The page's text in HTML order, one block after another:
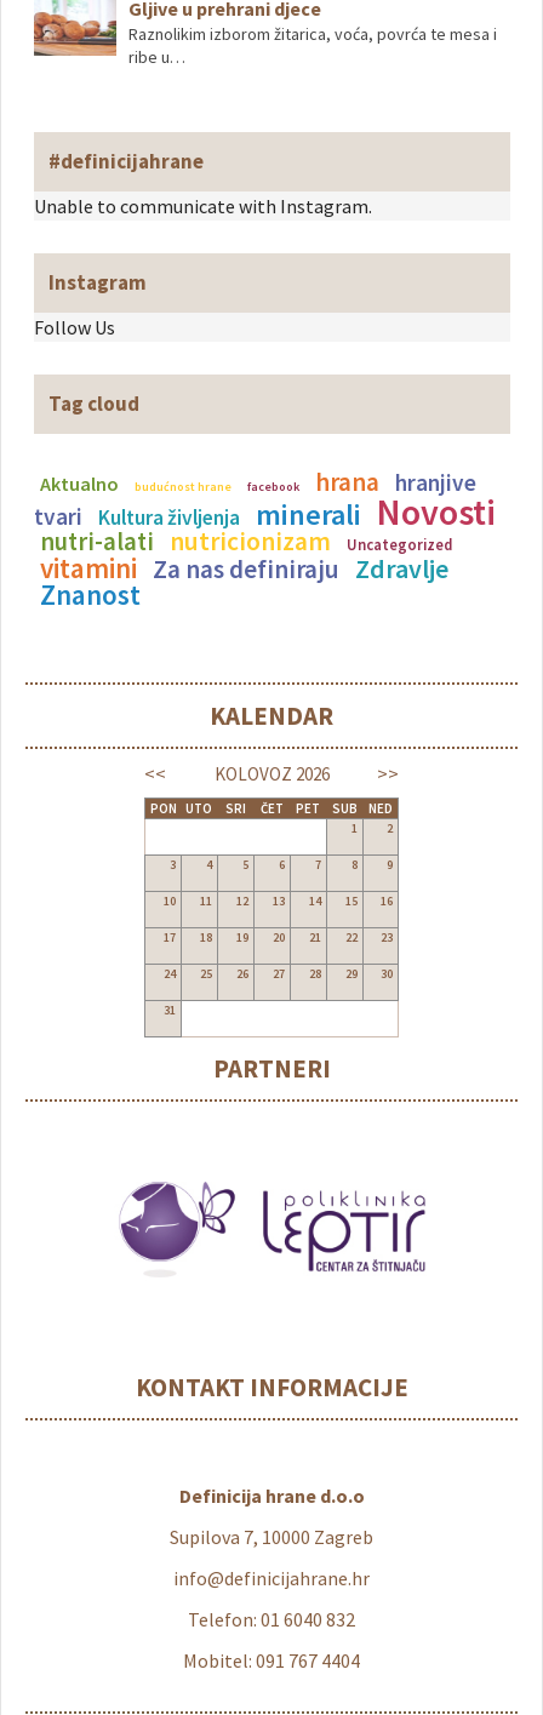
Gljive u prehrani djece
Raznolikim izborom žitarica, voća, povrća te mesa i
ribe u…
#definicijahrane
Unable to communicate with Instagram.
Instagram
Follow Us
Tag cloud
Aktualno budućnost hrane facebook hrana
hranjive
tvari
Kultura življenja minerali Novosti
nutri-alati nutricionizam Uncategorized
vitamini Za nas definiraju Zdravlje
Znanost
KALENDAR
<< >>
KOLOVOZ 2026
PON UTO SRI ČET PET SUB NED
1 2
3 4 5 6 7 8 9
10 11 12 13 14 15 16
17 18 19 20 21 22 23
24 25 26 27 28 29 30
31
PARTNERI
KONTAKT INFORMACIJE
Definicija hrane d.o.o
Supilova 7, 10000 Zagreb
info@definicijahrane.hr
Telefon: 01 6040 832
Mobitel: 091 767 4404